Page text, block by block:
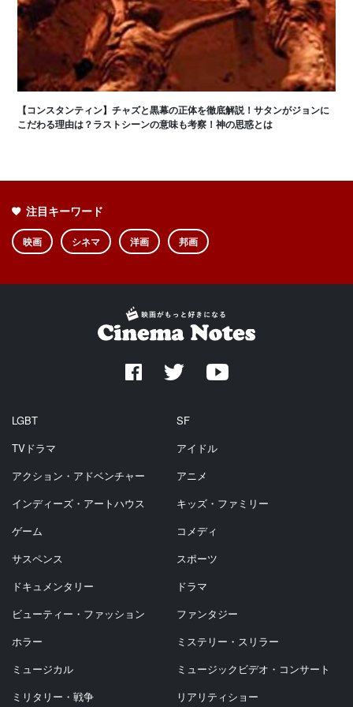
【コンスタンティン】チャズと黒幕の正体を徹底解説！サタンがジョンに
こだわる理由は？ラストシーンの意味も考察！神の思惑とは
注目キーワード
映画 シネマ 洋画 邦画
LGBT
SF
TVドラマ
アイドル
アクション・アドベンチャー
アニメ
インディーズ・アートハウス
キッズ・ファミリー
ゲーム
コメディ
サスペンス
スポーツ
ドキュメンタリー
ドラマ
ビューティー・ファッション
ファンタジー
ホラー
ミステリー・スリラー
ミュージカル
ミュージックビデオ・コンサート
ミリタリー・戦争
リアリティショー